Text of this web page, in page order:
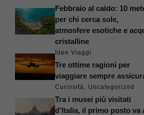
Febbraio al caldo: 10
per chi cerca sole,
atmosfere esotiche e
cristalline
Idee Viaggi
Tre ottime ragioni per
viaggiare sempre
Curiosità Uncategorized
Tra i musei più visitati
d’Italia, il primo posto va